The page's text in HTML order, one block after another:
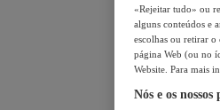
«Rejeitar tudo» ou
alguns conteúdos e
escolhas ou retirar
página Web (ou no
Website. Para mais
Nós e os